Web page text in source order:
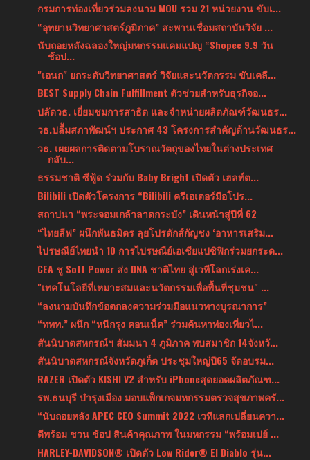
กรมการท่องเที่ยวร่วมลงนาม MOU รวม 21 หน่วยงาน ขับเ...
“อุทยานวิทยาศาสตร์ภูมิภาค” สะพานเชื่อมสถาบันวิจัย ...
นับถอยหลังฉลองใหญ่มหกรรมแคมแปญ “Shopee 9.9 วัน
ช้อป...
"เอนก" ยกระดับวิทยาศาสตร์ วิจัยและนวัตกรรม ขับเคลื...
BEST Supply Chain Fulfillment ตัวช่วยสำหรับธุรกิจอ...
ปลัดวธ. เยี่ยมชมการสาธิต และจำหน่ายผลิตภัณฑ์วัฒนธร...
วธ.ปลื้มสภาพัฒน์ฯ ประกาศ 43 โครงการสำคัญด้านวัฒนธร...
วธ. เผยผลการติดตามโบราณวัตถุของไทยในต่างประเทศ
กลับ...
ธรรมชาติ ซีฟู้ด ร่วมกับ Baby Bright เปิดตัว เฮลท์ต...
Bilibili เปิดตัวโครงการ “Bilibili ครีเอเตอร์มือโปร...
สถาปนา “พระจอมเกล้าลาดกระบัง” เดินหน้าสู่ปีที่ 62
“ไทยลีฟ” ผนึกพันธมิตร ลุยโปรดักส์กัญชง ‘อาหารเสริม...
ไปรษณีย์ไทยนำ 10 การไปรษณืย์เอเชียแปซิฟิกร่วมยกระด...
CEA ชู Soft Power ส่ง DNA ชาติไทย สู่เวทีโลกเร่งเค...
"เทคโนโลยีที่เหมาะสมและนวัตกรรมเพื่อพื้นที่ชุมชน" ...
“ลงนามบันทึกข้อตกลงความร่วมมือแนวทางบูรณาการ”
“ททท.” ผนึก “หนีกรุง คอนเน็ค” ร่วมค้นหาท่องเที่ยวไ...
สันนิบาตสหกรณ์ฯ สัมมนา 4 ภูมิภาค พบสมาชิก 14จังหวั...
สันนิบาตสหกรณ์จังหวัดภูเก็ต ประชุมใหญ่ปี65 จัดอบรม...
RAZER เปิดตัว KISHI V2 สำหรับ iPhoneสุดยอดผลิตภัณฑ...
รพ.ธนบุรี บำรุงเมือง มอบแพ็กเกจมหกรรมตรวจสุขภาพครั...
“นับถอยหลัง APEC CEO Summit 2022 เวทีแลกเปลี่ยนควา...
ดีพร้อม ชวน ช้อป สินค้าคุณภาพ ในมหกรรม “พร้อมเปย์ ...
HARLEY-DAVIDSON® เปิดตัว Low Rider® El Diablo รุ่น...